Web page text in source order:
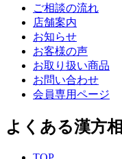
ご相談の流れ
店舗案内
お知らせ
お客様の声
お取り扱い商品
お問い合わせ
会員専用ページ
よくある漢方